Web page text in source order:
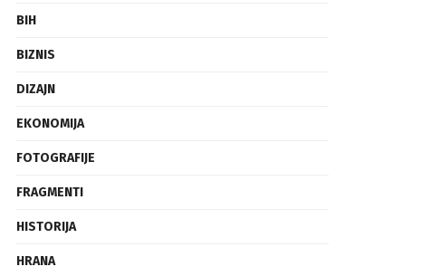
BIH
BIZNIS
DIZAJN
EKONOMIJA
FOTOGRAFIJE
FRAGMENTI
HISTORIJA
HRANA